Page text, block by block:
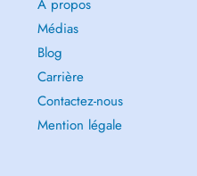
A propos
Médias
Blog
Carrière
Contactez-nous
Mention légale